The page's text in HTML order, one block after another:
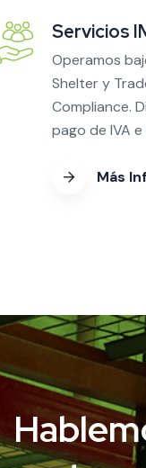
Servicios
Operamos
Shelter y
Compliance.
pago de IVA e
Más